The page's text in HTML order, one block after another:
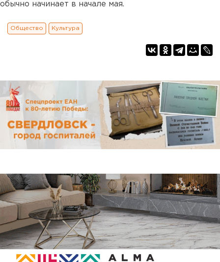
обычно начинает в начале мая.
Общество Культура